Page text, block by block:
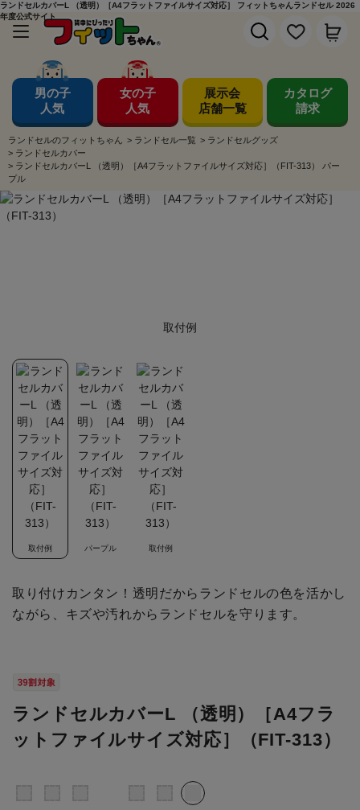
ランドセルカバーL （透明）［A4フラットファイルサイズ対応］ フィットちゃんランドセル 2026
年度公式サイト
男の子
人気
女の子
人気
展示会
店舗一覧
カタログ
請求
ランドセルのフィットちゃん > ランドセル一覧 > ランドセルグッズ
> ランドセルカバー
> ランドセルカバーL （透明）［A4フラットファイルサイズ対応］（FIT-313） パー
プル
取付例
取付例 パープル 取付例
取り付けカンタン！透明だからランドセルの色を活かし
ながら、キズや汚れからランドセルを守ります。
ランドセルカバーL （透明）［A4フラ
ットファイルサイズ対応］（FIT-313）